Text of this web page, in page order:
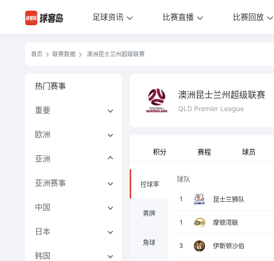
足球资讯 比赛直播 比赛回放
首页 联赛数据 澳洲昆士兰州超级联赛
热门赛事
重要
欧洲
亚洲
亚洲赛事
中国
日本
韩国
澳洲昆士兰州超级联赛
QLD Premier League
积分 赛程 球员
控球率
黄牌
角球
球队
1 昆士兰狮队
1 摩顿湾联
3 伊斯顿沙伯